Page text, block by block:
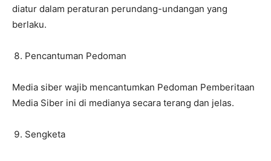
diatur dalam peraturan perundang-undangan yang
berlaku.
Pencantuman Pedoman
Media siber wajib mencantumkan Pedoman Pemberitaan
Media Siber ini di medianya secara terang dan jelas.
Sengketa